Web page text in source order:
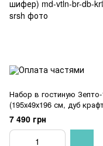
Набор в гостиную Зепто-
(195х49х196 см, дуб
белый + серый шифер)
7 490 грн